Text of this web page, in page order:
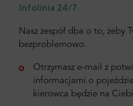
Infolinia 24/7
Nasz zespół dba o to, żeby
bezproblemowo.
Otrzymasz e-mail z
informacjami o
kierowca będzie na